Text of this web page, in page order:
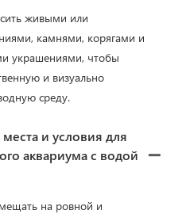
живыми или
камнями, корягами и
украшениями, чтобы
и визуально
среду.
и условия для
аквариума с водой
на ровной и